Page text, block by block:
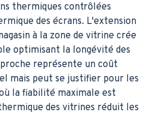
thermiques contrôlées
des écrans. L'extension
à la zone de vitrine crée
optimisant la longévité des
représente un coût
mais peut se justifier pour les
la fiabilité maximale est
des vitrines réduit les